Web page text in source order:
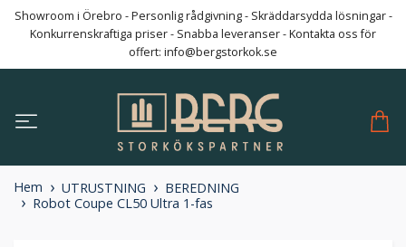
Showroom i Örebro - Personlig rådgivning - Skräddarsydda lösningar -
Konkurrenskraftiga priser - Snabba leveranser - Kontakta oss för
offert: info@bergstorkok.se
Hem UTRUSTNING
BEREDNING
Robot Coupe CL50 Ultra 1-fas